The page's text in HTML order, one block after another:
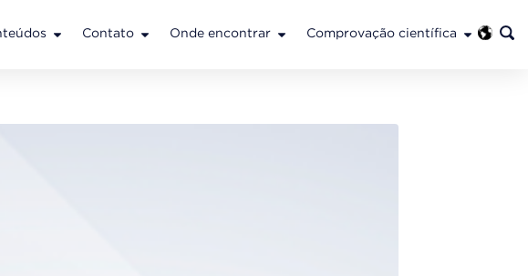
Contato Onde encontrar Comprovação científica